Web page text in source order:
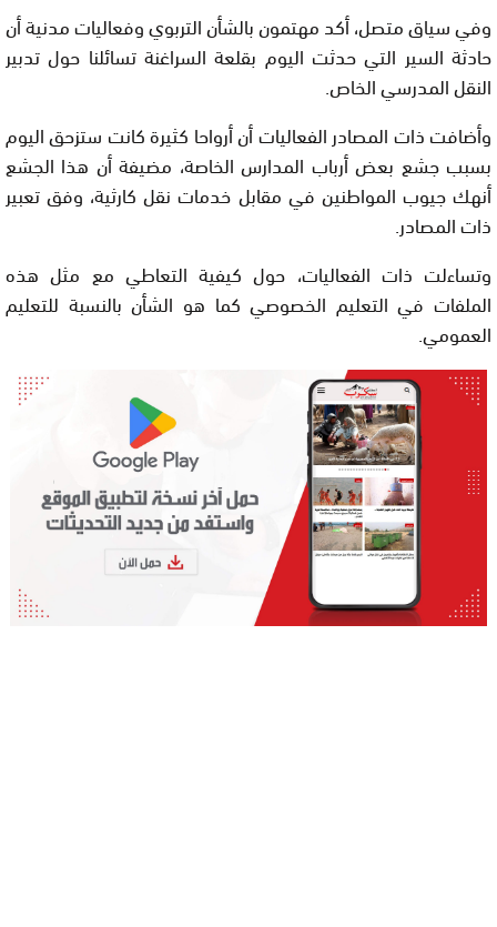
وفي سياق متصل، أكد مهتمون بالشأن التربوي وفعاليات مدنية أن
حادثة السير التي حدثت اليوم بقلعة السراغنة تسائلنا حول تدبير
النقل المدرسي الخاص.
وأضافت ذات المصادر الفعاليات أن أرواحا كثيرة كانت ستزحق اليوم
بسبب جشع بعض أرباب المدارس الخاصة، مضيفة أن هذا الجشع
أنهك جيوب المواطنين في مقابل خدمات نقل كارثية، وفق تعبير
ذات المصادر.
وتساءلت ذات الفعاليات، حول كيفية التعاطي مع مثل هذه
الملفات في التعليم الخصوصي كما هو الشأن بالنسبة للتعليم
العمومي.